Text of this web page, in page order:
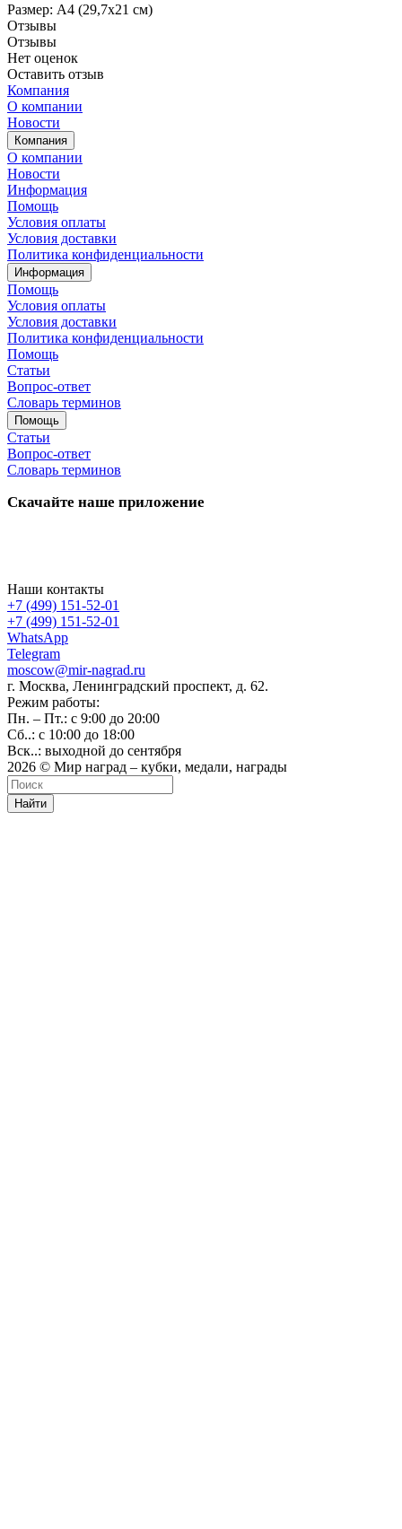
Размер: А4 (29,7х21 см)
Отзывы
Отзывы
Нет оценок
Оставить отзыв
Компания
О компании
Новости
Компания
О компании
Новости
Информация
Помощь
Условия оплаты
Условия доставки
Политика конфиденциальности
Информация
Помощь
Условия оплаты
Условия доставки
Политика конфиденциальности
Помощь
Статьи
Вопрос-ответ
Словарь терминов
Помощь
Статьи
Вопрос-ответ
Словарь терминов
Скачайте наше приложение
Наши контакты
+7 (499) 151-52-01
+7 (499) 151-52-01
WhatsApp
Telegram
moscow@mir-nagrad.ru
г. Москва, Ленинградский проспект, д. 62.
Режим работы:
Пн. – Пт.: с 9:00 до 20:00
Сб..: с 10:00 до 18:00
Вск..: выходной до сентября
2026 © Мир наград – кубки, медали, награды
Найти